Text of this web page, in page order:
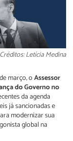
Créditos: Letícia Medina
março, oAssessor
do Governo no
da agenda
já sancionadas e
modernizar sua
global na